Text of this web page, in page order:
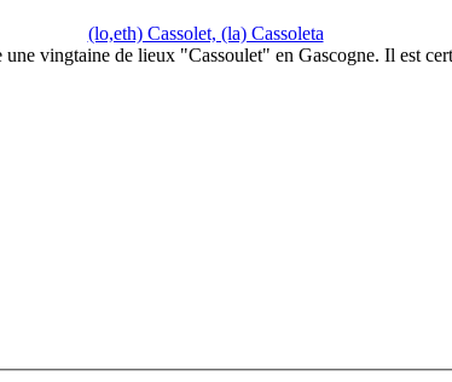
(lo,eth) Cassolet, (la) Cassoleta
une vingtaine de lieux "Cassoulet" en Gascogne. Il est